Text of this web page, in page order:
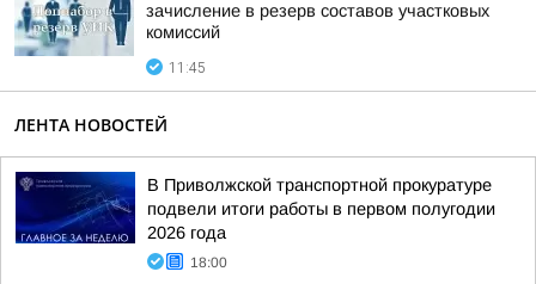
зачисление в резерв составов участковых
комиссий
11:45
ЛЕНТА НОВОСТЕЙ
В Приволжской транспортной прокуратуре
подвели итоги работы в первом полугодии
2026 года
18:00